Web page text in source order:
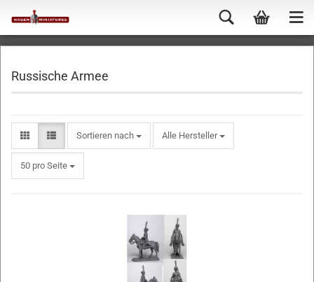
Russische Armee
Sortieren nach Alle Hersteller
50 pro Seite